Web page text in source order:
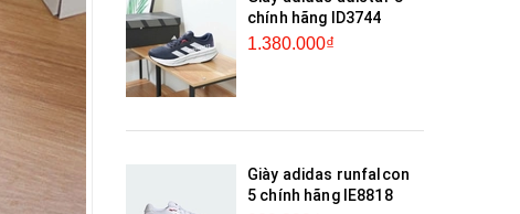
chính hãng ID3744
1.380.000₫
Giày adidas runfalcon
5 chính hãng IE8818